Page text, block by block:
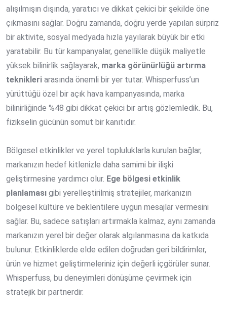
alışılmışın dışında, yaratıcı ve dikkat çekici bir şekilde öne
çıkmasını sağlar. Doğru zamanda, doğru yerde yapılan sürpriz
bir aktivite, sosyal medyada hızla yayılarak büyük bir etki
yaratabilir. Bu tür kampanyalar, genellikle düşük maliyetle
yüksek bilinirlik sağlayarak, marka görünürlüğü artırma
teknikleri arasında önemli bir yer tutar. Whisperfuss’un
yürüttüğü özel bir açık hava kampanyasında, marka
bilinirliğinde %48 gibi dikkat çekici bir artış gözlemledik. Bu,
fizikselin gücünün somut bir kanıtıdır.
Bölgesel etkinlikler ve yerel topluluklarla kurulan bağlar,
markanızın hedef kitlenizle daha samimi bir ilişki
geliştirmesine yardımcı olur. Ege bölgesi etkinlik
planlaması gibi yerelleştirilmiş stratejiler, markanızın
bölgesel kültüre ve beklentilere uygun mesajlar vermesini
sağlar. Bu, sadece satışları artırmakla kalmaz, aynı zamanda
markanızın yerel bir değer olarak algılanmasına da katkıda
bulunur. Etkinliklerde elde edilen doğrudan geri bildirimler,
ürün ve hizmet geliştirmeleriniz için değerli içgörüler sunar.
Whisperfuss, bu deneyimleri dönüşüme çevirmek için
stratejik bir partnerdir.